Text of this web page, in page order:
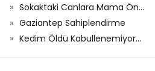
Sokaktaki Canlara Mama Ön...
Gaziantep Sahiplendirme
Kedim Öldü Kabullenemiyor...